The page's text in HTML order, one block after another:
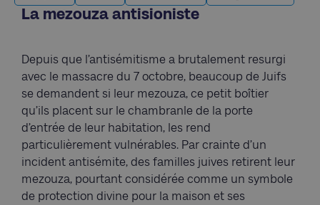
La mezouza antisioniste
Depuis que l’antisémitisme a brutalement resurgi
avec le massacre du 7 octobre, beaucoup de Juifs
se demandent si leur mezouza, ce petit boîtier
qu’ils placent sur le chambranle de la porte
d’entrée de leur habitation, les rend
particulièrement vulnérables. Par crainte d’un
incident antisémite, des familles juives retirent leur
mezouza, pourtant considérée comme un symbole
de protection divine pour la maison et ses